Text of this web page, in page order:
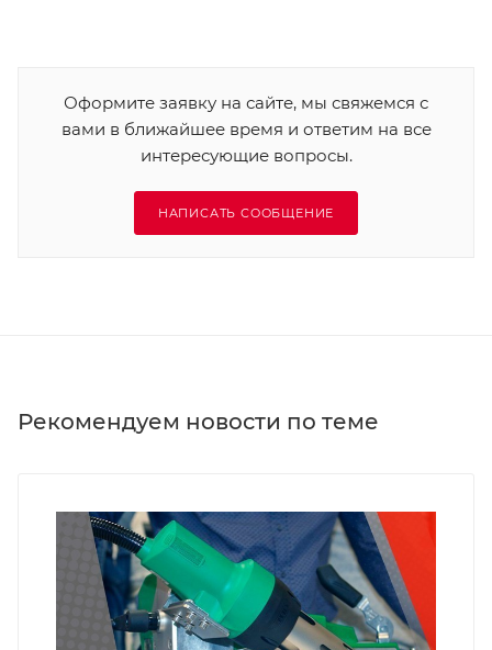
Оформите заявку на сайте, мы свяжемся с
вами в ближайшее время и ответим на все
интересующие вопросы.
НАПИСАТЬ СООБЩЕНИЕ
Рекомендуем новости по теме